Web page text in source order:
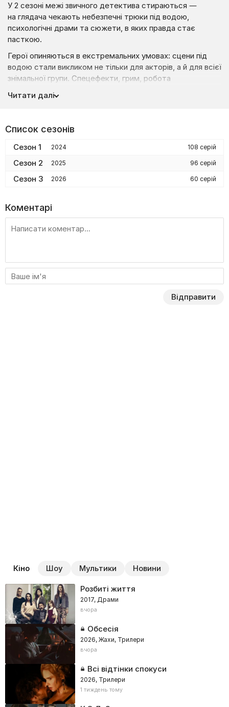
У 2 сезоні межі звичного детектива стираються —
на глядача чекають небезпечні трюки під водою,
психологічні драми та сюжети, в яких правда стає
пасткою.
Герої опиняються в екстремальних умовах: сцени під
водою стали викликом не тільки для акторів, а й для всієї
знімальної групи. Спецефекти, грим, робота
Шаблій, балансуючи між життям і смертю, потрапляє
чи розгадка давнього злочину?
кохання — і несподіваного батьківства. Але замість
щастя приходить загроза, яку він не може передбачити.
А Полянський переживає замах просто в ефірі. Хто хоче
його смерті і чому?
Денисюк, який розкриється не відразу. Не пропустіть!
Читати далі
Список сезонів
Сезон 1 2024 108 серій
Сезон 2 2025 96 серій
Сезон 3 2026 60 серій
Коментарі
Відправити
Кіно Шоу Мультики Новини
Розбиті життя
2017, Драми
вчора
Обсесія
2026, Жахи, Трилери
вчора
Всі відтінки спокуси
2026, Трилери
1 тиждень тому